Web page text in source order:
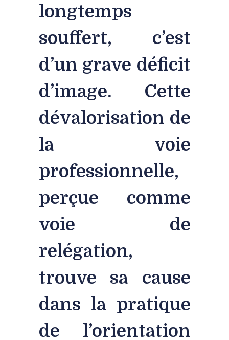
longtemps
souffert, c’est
d’un grave déficit
d’image. Cette
dévalorisation de
la voie
professionnelle,
perçue comme
voie de
relégation,
trouve sa cause
dans la pratique
de l’orientation